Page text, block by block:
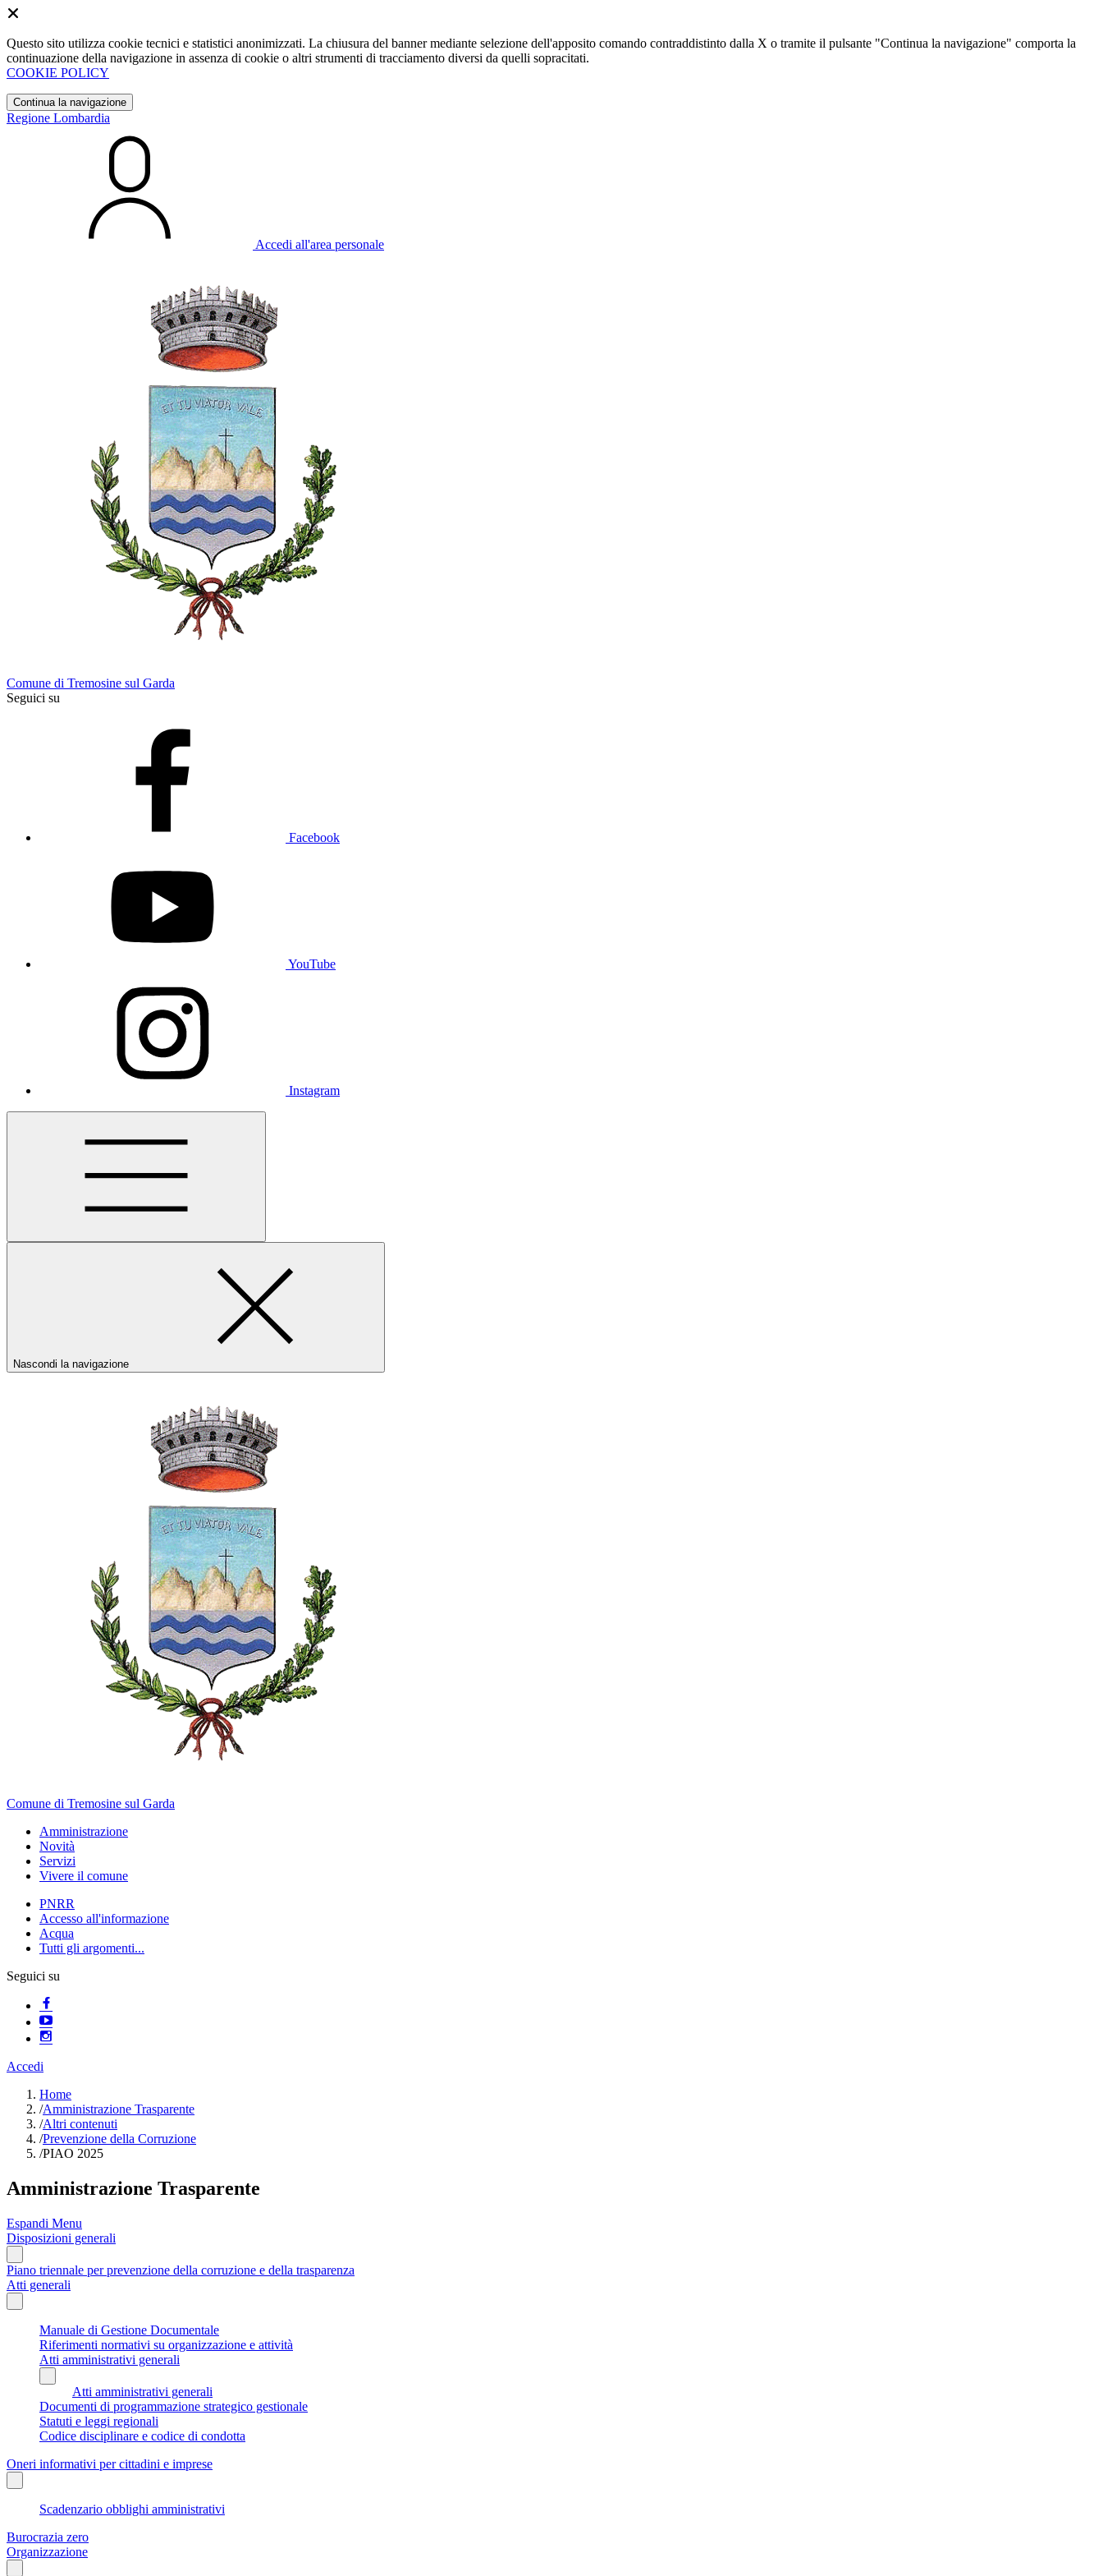
Questo sito utilizza cookie tecnici e statistici anonimizzati. La chiusura del banner mediante selezione dell'apposito comando contraddistinto dalla X o tramite il pulsante "Continua la navigazione" comporta la
continuazione della navigazione in assenza di cookie o altri strumenti di tracciamento diversi da quelli sopracitati.
COOKIE POLICY
Continua la navigazione
Regione Lombardia
Accedi all'area personale
Comune di Tremosine sul Garda
Seguici su
Facebook
YouTube
Instagram
Nascondi la navigazione
Comune di Tremosine sul Garda
Amministrazione
Novità
Servizi
Vivere il comune
PNRR
Accesso all'informazione
Acqua
Tutti gli argomenti...
Seguici su
Accedi
Home
/Amministrazione Trasparente
/Altri contenuti
/Prevenzione della Corruzione
/PIAO 2025
Amministrazione Trasparente
Espandi Menu
Disposizioni generali
Piano triennale per prevenzione della corruzione e della trasparenza
Atti generali
Manuale di Gestione Documentale
Riferimenti normativi su organizzazione e attività
Atti amministrativi generali
Atti amministrativi generali
Documenti di programmazione strategico gestionale
Statuti e leggi regionali
Codice disciplinare e codice di condotta
Oneri informativi per cittadini e imprese
Scadenzario obblighi amministrativi
Burocrazia zero
Organizzazione